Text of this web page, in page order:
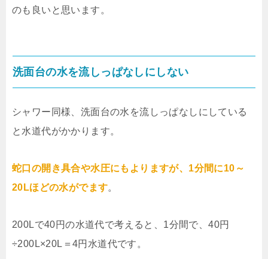
のも良いと思います。
洗面台の水を流しっぱなしにしない
シャワー同様、洗面台の水を流しっぱなしにしている
と水道代がかかります。
蛇口の開き具合や水圧にもよりますが、1分間に10～
20Lほどの水がでます。
200Lで40円の水道代で考えると、1分間で、40円
÷200L×20L＝4円水道代です。